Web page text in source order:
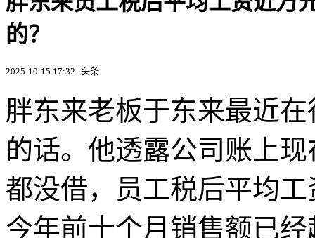
的？
2025-10-15 17:32 头条
胖东来老板于东来最近
的话。他透露公司账上
都没借，员工税后平均
今年前十个月销售额已